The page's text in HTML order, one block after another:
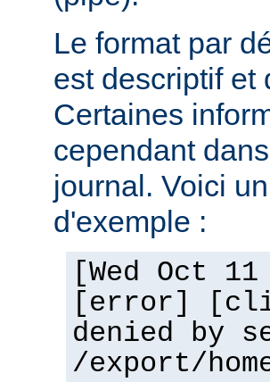
Le format par
est descriptif et
Certaines
cependant
journal. Voici
d'exemple :
[Wed Oct
[error]
denied by
/export/